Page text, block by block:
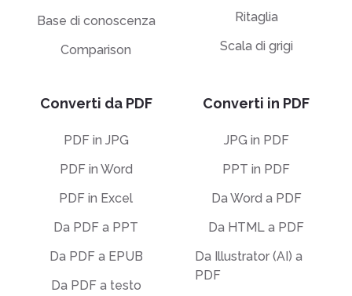
Base di conoscenza
Comparison
Ritaglia
Scala di grigi
Converti da PDF
PDF in JPG
PDF in Word
PDF in Excel
Da PDF a PPT
Da PDF a EPUB
Da PDF a testo
Converti in PDF
JPG in PDF
PPT in PDF
Da Word a PDF
Da HTML a PDF
Da Illustrator (AI) a
PDF